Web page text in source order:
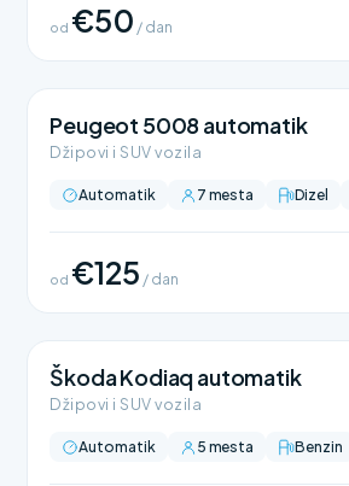
od €50 / dan
Peugeot 5008 automatik
Džipovi i SUV vozila
Automatik 7 mesta Dizel
od €125 / dan
Škoda Kodiaq automatik
Džipovi i SUV vozila
Automatik 5 mesta Benzin